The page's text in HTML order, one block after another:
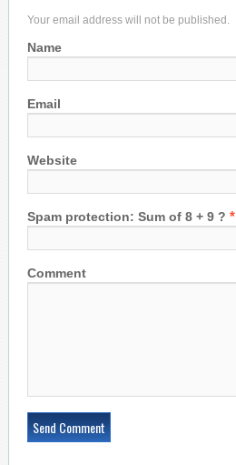
Your email address will not be published.
Name
Email
Website
Spam protection: Sum of 8 + 9 ? *
Comment